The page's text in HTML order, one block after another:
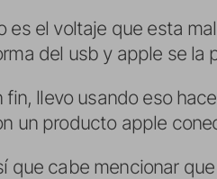
es el voltaje que esta
del usb y apple se la
fin, llevo usando eso
un producto apple
que cabe mencionar